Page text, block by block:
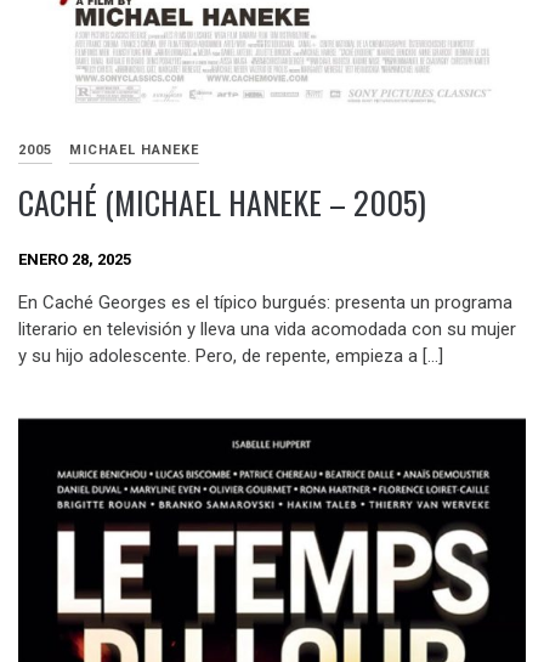
2005 MICHAEL HANEKE
CACHÉ (MICHAEL HANEKE – 2005)
ENERO 28, 2025
En Caché Georges es el típico burgués: presenta un programa
literario en televisión y lleva una vida acomodada con su mujer
y su hijo adolescente. Pero, de repente, empieza a […]